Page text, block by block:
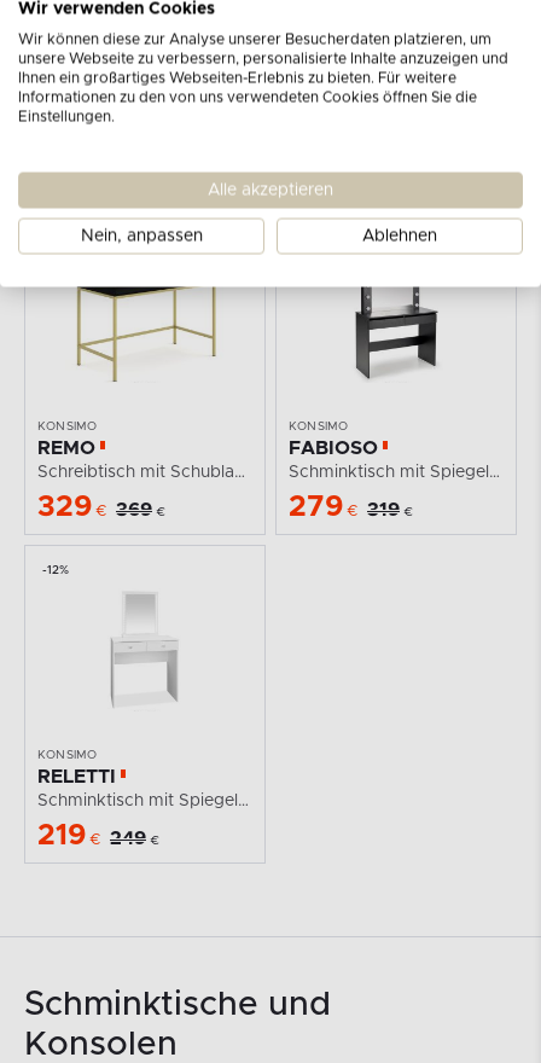
KONSIMO
REMO
Schreibtisch mit Schublade auf goldenen Beinen...
329 € 369 €
KONSIMO
FABIOSO
Schminktisch mit Spiegel und Beleuchtung schwarz
279 € 319 €
-12%
KONSIMO
RELETTI
Schminktisch mit Spiegel, weiß, elegant
219 € 249 €
Schminktische und
Konsolen
Wir verwenden Cookies
Wir können diese zur Analyse unserer Besucherdaten platzieren, um
unsere Webseite zu verbessern, personalisierte Inhalte anzuzeigen und
Ihnen ein großartiges Webseiten-Erlebnis zu bieten. Für weitere
Informationen zu den von uns verwendeten Cookies öffnen Sie die
Einstellungen.
Alle akzeptieren
Nein, anpassen Ablehnen